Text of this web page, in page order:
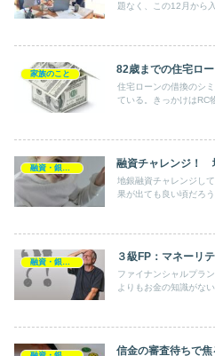
題なく、この12月から
家族のこと 82歳までの住宅ロ
住宅ローンの借換のシ
ている。きっかけはRC
融資チャレンジ！
地銀融資チャレンジし
果が出ても良い頃だろ
３級FP：マネーリ
ファイナンシャルプラ
よりもお金の知識がな
信金の審査待ちで